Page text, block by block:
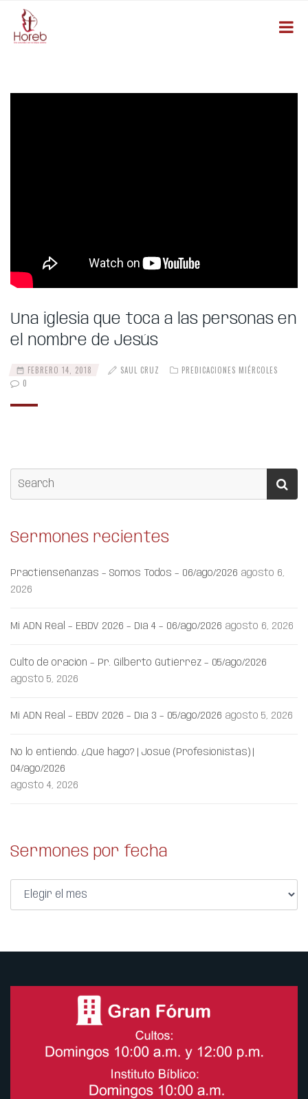
Una iglesia que toca a las personas en
el nombre de Jesús
FEBRERO 14, 2018 SAUL CRUZ
PREDICACIONES MIÉRCOLES
0
Sermones recientes
Practienseñanzas – Somos Todos – 06/ago/2026 agosto 6,
2026
Mi ADN Real – EBDV 2026 – Día 4 – 06/ago/2026 agosto 6, 2026
Culto de oración – Pr. Gilberto Gutiérrez – 05/ago/2026
agosto 5, 2026
Mi ADN Real – EBDV 2026 – Día 3 – 05/ago/2026 agosto 5, 2026
No lo entiendo. ¿Qué hago? | Josué (Profesionistas) |
04/ago/2026
agosto 4, 2026
Sermones por fecha